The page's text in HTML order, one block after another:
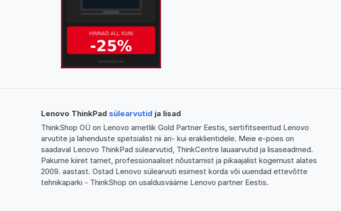
Lenovo ThinkPad sülearvutid ja lisad
ThinkShop OÜ on Lenovo ametlik Gold Partner Eestis, sertifitseeritud Lenovo
arvutite ja lahenduste spetsialist nii äri- kui eraklientidele. Meie e-poes on
saadaval Lenovo ThinkPad sülearvutid, ThinkCentre lauaarvutid ja lisaseadmed.
Pakume kiiret tarnet, professionaalset nõustamist ja pikaajalist kogemust alates
2009. aastast. Ostad Lenovo sülearvuti esimest korda või uuendad ettevõtte
tehnikaparki - ThinkShop on usaldusväärne Lenovo partner Eestis.